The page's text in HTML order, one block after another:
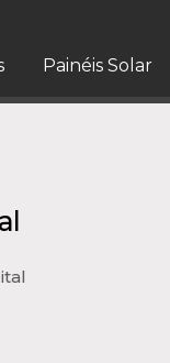
Painéis Solar